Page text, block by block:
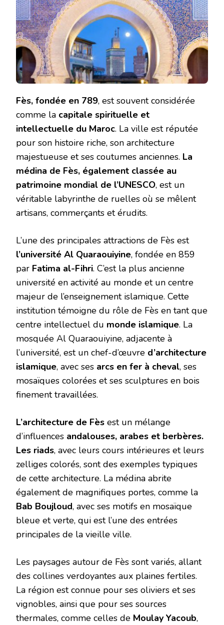
Fès, fondée en 789, est souvent considérée
comme la capitale spirituelle et
intellectuelle du Maroc. La ville est réputée
pour son histoire riche, son architecture
majestueuse et ses coutumes anciennes. La
médina de Fès, également classée au
patrimoine mondial de l’UNESCO, est un
véritable labyrinthe de ruelles où se mêlent
artisans, commerçants et érudits.
L’une des principales attractions de Fès est
l’université Al Quaraouiyine, fondée en 859
par Fatima al-Fihri. C’est la plus ancienne
université en activité au monde et un centre
majeur de l’enseignement islamique. Cette
institution témoigne du rôle de Fès en tant que
centre intellectuel du monde islamique. La
mosquée Al Quaraouiyine, adjacente à
l’université, est un chef-d’œuvre d’architecture
islamique, avec ses arcs en fer à cheval, ses
mosaïques colorées et ses sculptures en bois
finement travaillées.
L’architecture de Fès est un mélange
d’influences andalouses, arabes et berbères.
Les riads, avec leurs cours intérieures et leurs
zelliges colorés, sont des exemples typiques
de cette architecture. La médina abrite
également de magnifiques portes, comme la
Bab Boujloud, avec ses motifs en mosaïque
bleue et verte, qui est l’une des entrées
principales de la vieille ville.
Les paysages autour de Fès sont variés, allant
des collines verdoyantes aux plaines fertiles.
La région est connue pour ses oliviers et ses
vignobles, ainsi que pour ses sources
thermales, comme celles de Moulay Yacoub,